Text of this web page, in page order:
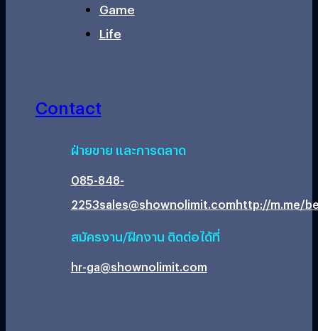
Game
Life
Contact
ฝ่ายขาย และการตลาด
085-848-
2253sales@shownolimit.comhttp://m.me/
สมัครงาน/ฝึกงาน ติดต่อได้ที่
hr-ga@shownolimit.com